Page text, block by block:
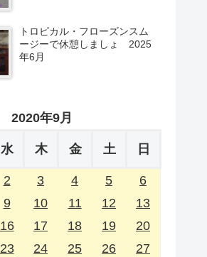
トロピカル・フローズンスム
ージーで休憩しましょ 2025
年6月
2020年9月
水 木 金 土 日
2 3 4 5
6
9 10 11 12
13
16 17 18 19
20
23 24 25 26
27